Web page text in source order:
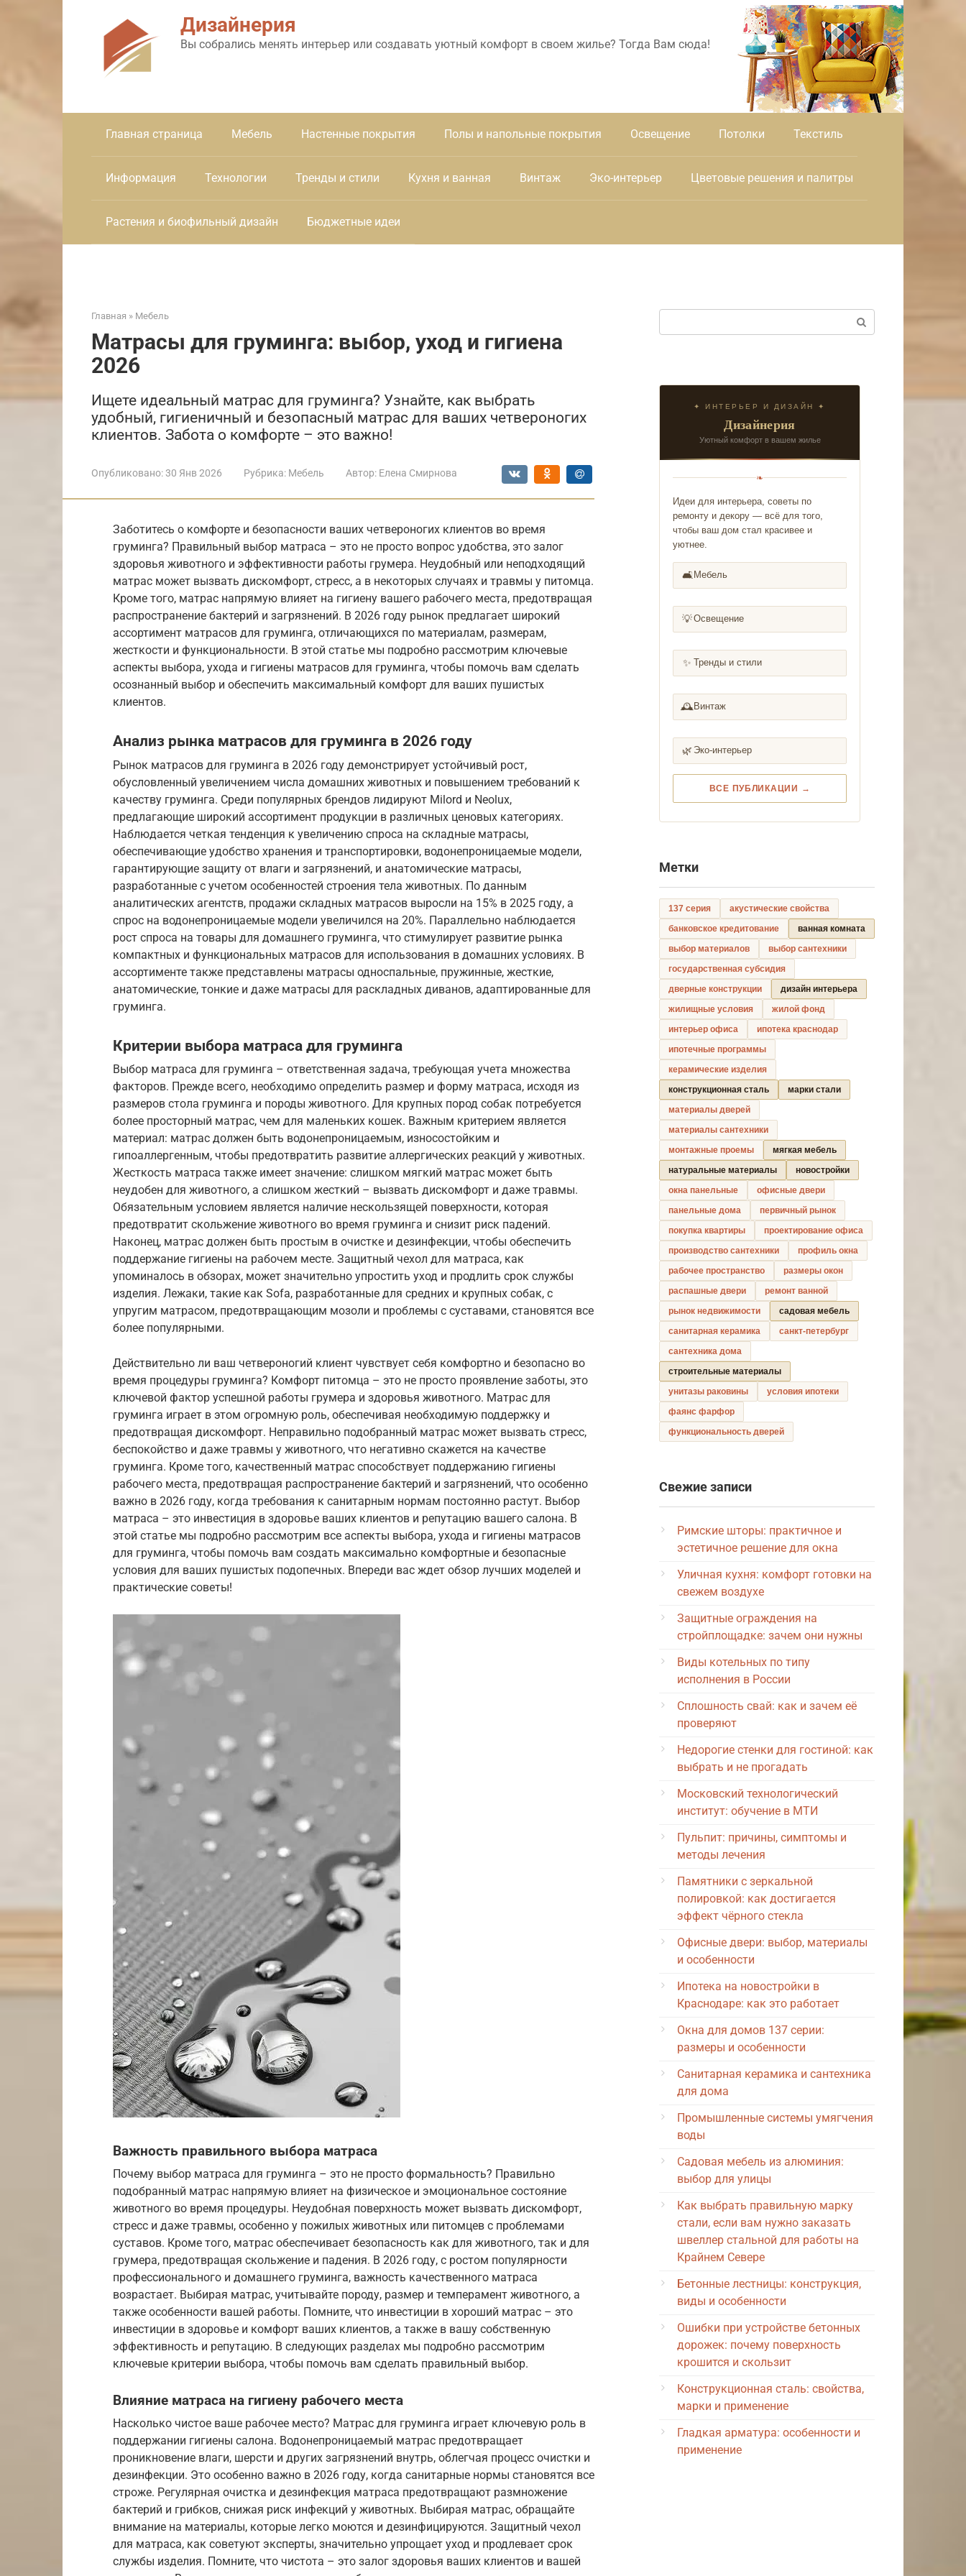
Дизайнерия
Вы собрались менять интерьер или создавать уютный комфорт в своем жилье? Тогда Вам сюда!
Главная страница Мебель Настенные покрытия Полы и напольные покрытия Освещение Потолки Текстиль
Информация Технологии Тренды и стили Кухня и ванная Винтаж Эко-интерьер Цветовые решения и палитры
Растения и биофильный дизайн Бюджетные идеи
Главная » Мебель
Матрасы для груминга: выбор, уход и гигиена
2026
Ищете идеальный матрас для груминга? Узнайте, как выбрать
удобный, гигиеничный и безопасный матрас для ваших четвероногих
клиентов. Забота о комфорте – это важно!
Опубликовано:30 Янв 2026 Рубрика: Мебель Автор: Елена Смирнова
Заботитесь о комфорте и безопасности ваших четвероногих клиентов во время
груминга? Правильный выбор матраса – это не просто вопрос удобства, это залог
здоровья животного и эффективности работы грумера. Неудобный или неподходящий
матрас может вызвать дискомфорт, стресс, а в некоторых случаях и травмы у питомца.
Кроме того, матрас напрямую влияет на гигиену вашего рабочего места, предотвращая
распространение бактерий и загрязнений. В 2026 году рынок предлагает широкий
ассортимент матрасов для груминга, отличающихся по материалам, размерам,
жесткости и функциональности. В этой статье мы подробно рассмотрим ключевые
аспекты выбора, ухода и гигиены матрасов для груминга, чтобы помочь вам сделать
осознанный выбор и обеспечить максимальный комфорт для ваших пушистых
клиентов.
Анализ рынка матрасов для груминга в 2026 году
Рынок матрасов для груминга в 2026 году демонстрирует устойчивый рост,
обусловленный увеличением числа домашних животных и повышением требований к
качеству груминга. Среди популярных брендов лидируют Milord и Neolux,
предлагающие широкий ассортимент продукции в различных ценовых категориях.
Наблюдается четкая тенденция к увеличению спроса на складные матрасы,
обеспечивающие удобство хранения и транспортировки, водонепроницаемые модели,
гарантирующие защиту от влаги и загрязнений, и анатомические матрасы,
разработанные с учетом особенностей строения тела животных. По данным
аналитических агентств, продажи складных матрасов выросли на 15% в 2025 году, а
спрос на водонепроницаемые модели увеличился на 20%. Параллельно наблюдается
рост спроса на товары для домашнего груминга, что стимулирует развитие рынка
компактных и функциональных матрасов для использования в домашних условиях. В
ассортименте также представлены матрасы односпальные, пружинные, жесткие,
анатомические, тонкие и даже матрасы для раскладных диванов, адаптированные для
груминга.
Критерии выбора матраса для груминга
Выбор матраса для груминга – ответственная задача, требующая учета множества
факторов. Прежде всего, необходимо определить размер и форму матраса, исходя из
размеров стола груминга и породы животного. Для крупных пород собак потребуется
более просторный матрас, чем для маленьких кошек. Важным критерием является
материал: матрас должен быть водонепроницаемым, износостойким и
гипоаллергенным, чтобы предотвратить развитие аллергических реакций у животных.
Жесткость матраса также имеет значение: слишком мягкий матрас может быть
неудобен для животного, а слишком жесткий – вызвать дискомфорт и даже травмы.
Обязательным условием является наличие нескользящей поверхности, которая
предотвратит скольжение животного во время груминга и снизит риск падений.
Наконец, матрас должен быть простым в очистке и дезинфекции, чтобы обеспечить
поддержание гигиены на рабочем месте. Защитный чехол для матраса, как
упоминалось в обзорах, может значительно упростить уход и продлить срок службы
изделия. Лежаки, такие как Sofa, разработанные для средних и крупных собак, с
упругим матрасом, предотвращающим мозоли и проблемы с суставами, становятся все
более популярными.
Действительно ли ваш четвероногий клиент чувствует себя комфортно и безопасно во
время процедуры груминга? Комфорт питомца – это не просто проявление заботы, это
ключевой фактор успешной работы грумера и здоровья животного. Матрас для
груминга играет в этом огромную роль, обеспечивая необходимую поддержку и
предотвращая дискомфорт. Неправильно подобранный матрас может вызвать стресс,
беспокойство и даже травмы у животного, что негативно скажется на качестве
груминга. Кроме того, качественный матрас способствует поддержанию гигиены
рабочего места, предотвращая распространение бактерий и загрязнений, что особенно
важно в 2026 году, когда требования к санитарным нормам постоянно растут. Выбор
матраса – это инвестиция в здоровье ваших клиентов и репутацию вашего салона. В
этой статье мы подробно рассмотрим все аспекты выбора, ухода и гигиены матрасов
для груминга, чтобы помочь вам создать максимально комфортные и безопасные
условия для ваших пушистых подопечных. Впереди вас ждет обзор лучших моделей и
практические советы!
Важность правильного выбора матраса
Почему выбор матраса для груминга – это не просто формальность? Правильно
подобранный матрас напрямую влияет на физическое и эмоциональное состояние
животного во время процедуры. Неудобная поверхность может вызвать дискомфорт,
стресс и даже травмы, особенно у пожилых животных или питомцев с проблемами
суставов. Кроме того, матрас обеспечивает безопасность как для животного, так и для
грумера, предотвращая скольжение и падения. В 2026 году, с ростом популярности
профессионального и домашнего груминга, важность качественного матраса
возрастает. Выбирая матрас, учитывайте породу, размер и темперамент животного, а
также особенности вашей работы. Помните, что инвестиции в хороший матрас – это
инвестиции в здоровье и комфорт ваших клиентов, а также в вашу собственную
эффективность и репутацию. В следующих разделах мы подробно рассмотрим
ключевые критерии выбора, чтобы помочь вам сделать правильный выбор.
Влияние матраса на гигиену рабочего места
Насколько чистое ваше рабочее место? Матрас для груминга играет ключевую роль в
поддержании гигиены салона. Водонепроницаемый матрас предотвращает
проникновение влаги, шерсти и других загрязнений внутрь, облегчая процесс очистки и
дезинфекции. Это особенно важно в 2026 году, когда санитарные нормы становятся все
строже. Регулярная очистка и дезинфекция матраса предотвращают размножение
бактерий и грибков, снижая риск инфекций у животных. Выбирая матрас, обращайте
внимание на материалы, которые легко моются и дезинфицируются. Защитный чехол
для матраса, как советуют эксперты, значительно упрощает уход и продлевает срок
службы изделия. Помните, что чистота – это залог здоровья ваших клиентов и вашей
✦ ИНТЕРЬЕР И ДИЗАЙН ✦
Дизайнерия
Уютный комфорт в вашем жилье
❧
Идеи для интерьера, советы по
ремонту и декору — всё для того,
чтобы ваш дом стал красивее и
уютнее.
🛋️ Мебель
💡Освещение
✨ Тренды и стили
🕰️ Винтаж
🌿 Эко-интерьер
ВСЕ ПУБЛИКАЦИИ →
Метки
137 серия
акустические свойства
банковское кредитование
ванная комната
выбор материалов
выбор сантехники
государственная субсидия
дверные конструкции
дизайн интерьера
жилищные условия
жилой фонд
интерьер офиса
ипотека краснодар
ипотечные программы
керамические изделия
конструкционная сталь
марки стали
материалы дверей
материалы сантехники
монтажные проемы
мягкая мебель
натуральные материалы
новостройки
окна панельные
офисные двери
панельные дома
первичный рынок
покупка квартиры
проектирование офиса
производство сантехники
профиль окна
рабочее пространство
размеры окон
распашные двери
ремонт ванной
рынок недвижимости
садовая мебель
санитарная керамика
санкт-петербург
сантехника дома
строительные материалы
унитазы раковины
условия ипотеки
фаянс фарфор
функциональность дверей
Свежие записи
Римские шторы: практичное и
эстетичное решение для окна
Уличная кухня: комфорт готовки на
свежем воздухе
Защитные ограждения на
стройплощадке: зачем они нужны
Виды котельных по типу
исполнения в России
Сплошность свай: как и зачем её
проверяют
Недорогие стенки для гостиной: как
выбрать и не прогадать
Московский технологический
институт: обучение в МТИ
Пульпит: причины, симптомы и
методы лечения
Памятники с зеркальной
полировкой: как достигается
эффект чёрного стекла
Офисные двери: выбор, материалы
и особенности
Ипотека на новостройки в
Краснодаре: как это работает
Окна для домов 137 серии:
размеры и особенности
Санитарная керамика и сантехника
для дома
Промышленные системы умягчения
воды
Садовая мебель из алюминия:
выбор для улицы
Как выбрать правильную марку
стали, если вам нужно заказать
швеллер стальной для работы на
Крайнем Севере
Бетонные лестницы: конструкция,
виды и особенности
Ошибки при устройстве бетонных
дорожек: почему поверхность
крошится и скользит
Конструкционная сталь: свойства,
марки и применение
Гладкая арматура: особенности и
применение